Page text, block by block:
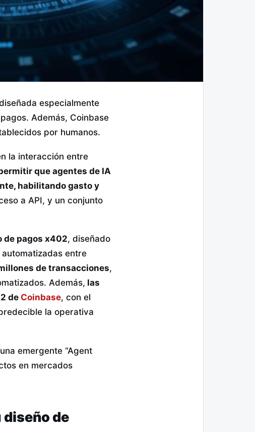
especialmente
Además, Coinbase
por humanos.
la interacción entre
que agentes de IA
habilitando gasto y
a API, y un conjunto
de pagos x402, diseñado
entre
de transacciones,
Además, las
de Coinbase, con el
la operativa
emergente “Agent
en mercados
diseño de